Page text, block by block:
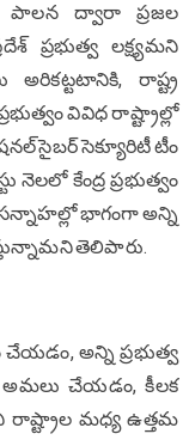
పాలన ద్వారా ప్రజల
ప్రభుత్వ లక్ష్యమని
రాష్ట్ర
వివిధ రాష్ట్రాల్లో
సైబర్ సెక్యూరిటీ టీం
నెలలో కేంద్ర ప్రభుత్వం
సన్నాహల్లో భాగంగా అన్ని
తెలిపారు.
అన్ని ప్రభుత్వ
అమలు చేయడం, కీలక
రాష్ట్రాల మధ్య ఉత్తమ